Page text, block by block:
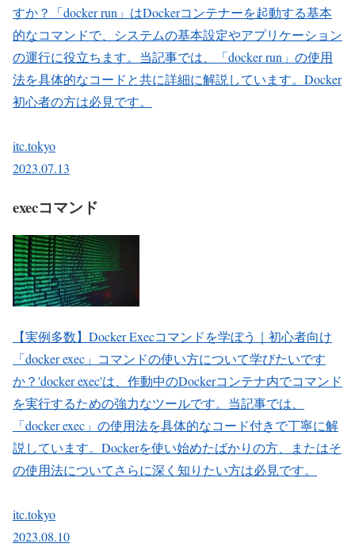
すか？「docker run」はDockerコンテナーを起動する基本
的なコマンドで、システムの基本設定やアプリケーション
の運行に役立ちます。当記事では、「docker run」の使用
法を具体的なコードと共に詳細に解説しています。Docker
初心者の方は必見です。
itc.tokyo
2023.07.13
execコマンド
【実例多数】Docker Execコマンドを学ぼう｜初心者向け
「docker exec」コマンドの使い方について学びたいです
か？'docker exec'は、作動中のDockerコンテナ内でコマンド
を実行するための強力なツールです。当記事では、
「docker exec」の使用法を具体的なコード付きで丁寧に解
説しています。Dockerを使い始めたばかりの方、またはそ
の使用法についてさらに深く知りたい方は必見です。
itc.tokyo
2023.08.10